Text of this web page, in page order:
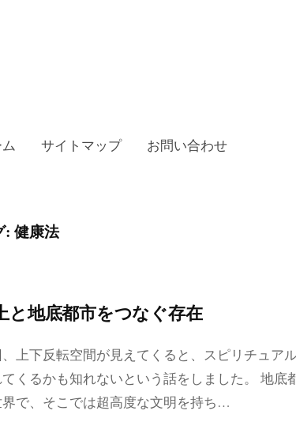
サイトマップ お問い合わせ
: 健康法
と地底都市をつなぐ存在
上下反転空間が見えてくると、スピリチュア
くるかも知れないという話をしました。 地底
界で、そこでは超高度な文明を持ち…